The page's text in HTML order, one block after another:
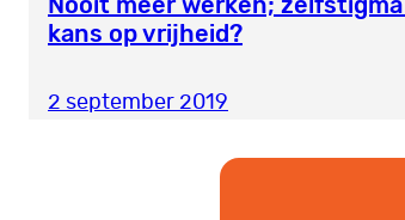
kans op vrijheid?
2 september 2019